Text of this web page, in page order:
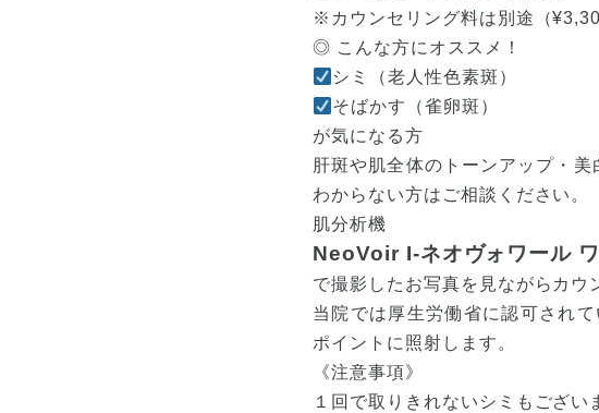
※カウンセリング料は別途（
◎ こんな方にオススメ！
シミ（老人性色素斑）
そばかす（雀卵斑）
が気になる方
肝斑や肌全体のトーンアップ・
わからない方はご相談ください。
肌分析機
NeoVoir I-ネオヴォワール
で撮影したお写真を見ながらカウ
当院では厚生労働省に認可され
ポイントに照射します。
《注意事項》
１回で取りきれないシミもござい